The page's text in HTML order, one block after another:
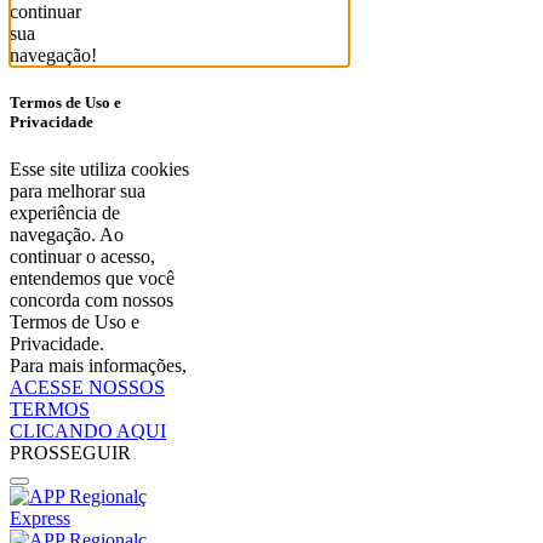
continuar
sua
navegação!
Termos de Uso e
Privacidade
Esse site utiliza cookies
para melhorar sua
experiência de
navegação. Ao
continuar o acesso,
entendemos que você
concorda com nossos
Termos de Uso e
Privacidade.
Para mais informações,
ACESSE NOSSOS
TERMOS
CLICANDO AQUI
PROSSEGUIR